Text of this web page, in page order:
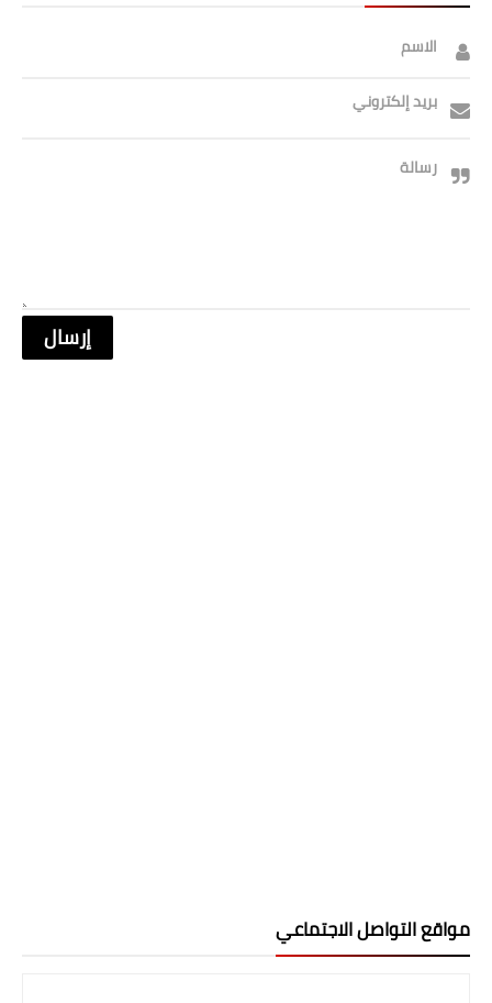
الاسم
بريد إلكتروني
رسالة
مواقع التواصل الاجتماعي